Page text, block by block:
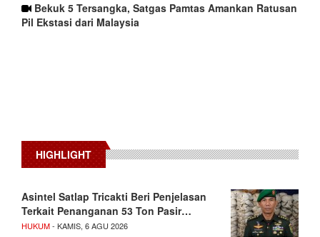
Bekuk 5 Tersangka, Satgas Pamtas Amankan Ratusan
Pil Ekstasi dari Malaysia
HIGHLIGHT
Asintel Satlap Tricakti Beri Penjelasan
Terkait Penanganan 53 Ton Pasir…
HUKUM- KAMIS, 6 AGU 2026